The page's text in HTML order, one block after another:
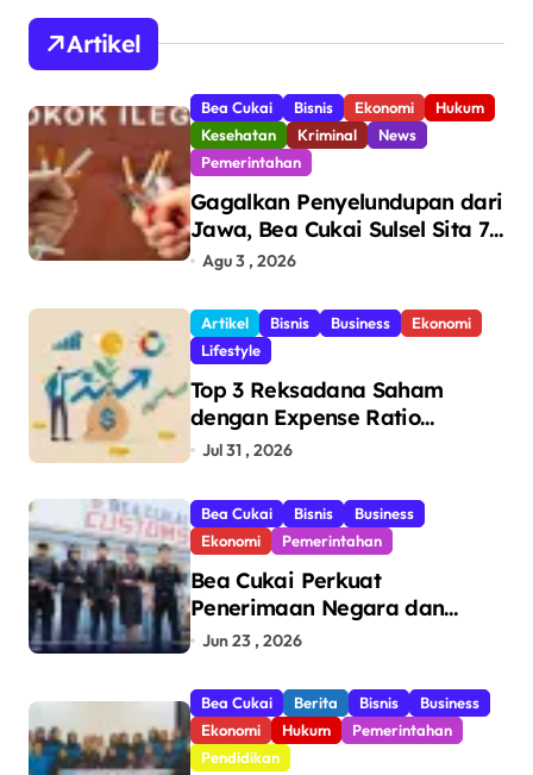
Artikel
Bea Cukai Bisnis Ekonomi
Hukum
Kesehatan
Kriminal
News
Pemerintahan
Gagalkan Penyelundupan dari
Jawa, Bea Cukai Sulsel Sita 7,8
Juta Batang Rokok Ilegal
Makassar
Agu 3 , 2026
Artikel Bisnis Business
Ekonomi
Lifestyle
Top 3 Reksadana Saham
dengan Expense Ratio
Terendah
Jul 31 , 2026
Bea Cukai Bisnis
Business
Ekonomi
Pemerintahan
Bea Cukai Perkuat
Penerimaan Negara dan
Pengawasan, Setor Rp123,8
Jun 23 , 2026
Bea Cukai Berita Bisnis
Business
Ekonomi
Hukum
Pemerintahan
Pendidikan